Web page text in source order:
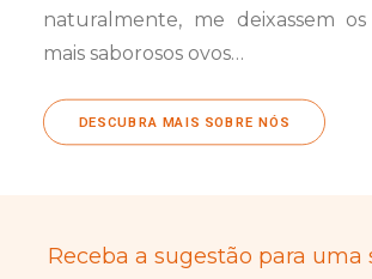
naturalmente, me deixassem
mais saborosos ovos…
DESCUBRA MAIS SOBRE NÓS
Receba a sugestão para uma